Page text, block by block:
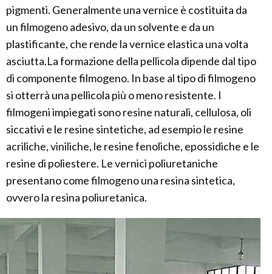
pigmenti. Generalmente una vernice è costituita da
un filmogeno adesivo, da un solvente e da un
plastificante, che rende la vernice elastica una volta
asciutta.La formazione della pellicola dipende dal tipo
di componente filmogeno. In base al tipo di filmogeno
si otterrà una pellicola più o meno resistente. I
filmogeni impiegati sono resine naturali, cellulosa, oli
siccativi e le resine sintetiche, ad esempio le resine
acriliche, viniliche, le resine fenoliche, epossidiche e le
resine di poliestere. Le vernici poliuretaniche
presentano come filmogeno una resina sintetica,
ovvero la resina poliuretanica.